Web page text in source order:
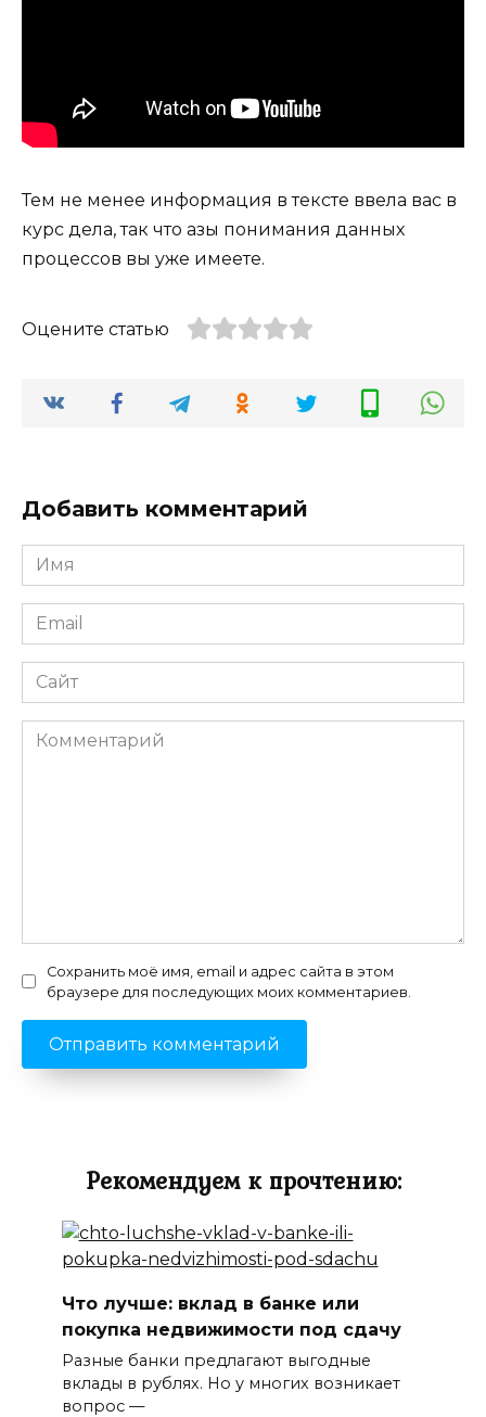
Тем не менее информация в тексте ввела вас в
курс дела, так что азы понимания данных
процессов вы уже имеете.
Оцените статью
Добавить комментарий
Имя
*
Email
*
Сайт
Комментарий
Сохранить моё имя, email и адрес сайта в этом
браузере для последующих моих комментариев.
Рекомендуем к прочтению:
Что лучше: вклад в банке или
покупка недвижимости под сдачу
Разные банки предлагают выгодные
вклады в рублях. Но у многих возникает
вопрос —